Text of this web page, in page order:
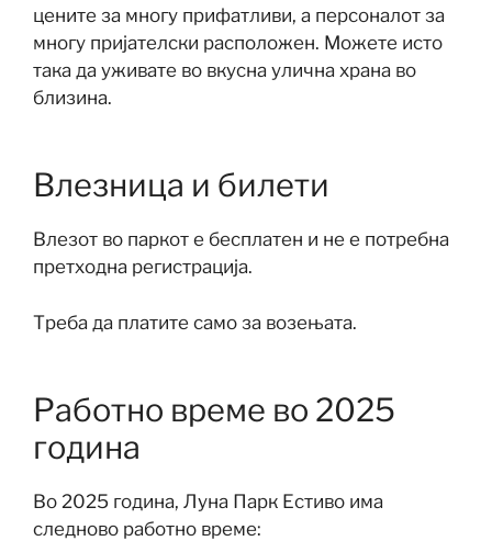
цените за многу прифатливи, а персоналот за
многу пријателски расположен. Можете исто
така да уживате во вкусна улична храна во
близина.
Влезница и билети
Влезот во паркот е бесплатен и не е потребна
претходна регистрација.
Треба да платите само за возењата.
Работно време во 2025
година
Во 2025 година, Луна Парк Естиво има
следново работно време: